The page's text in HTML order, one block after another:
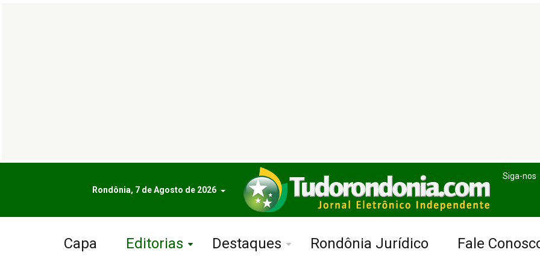
Rondônia, 7 de Agosto de 2026
Siga-nos
Capa Editorias Destaques Rondônia Jurídico Fale